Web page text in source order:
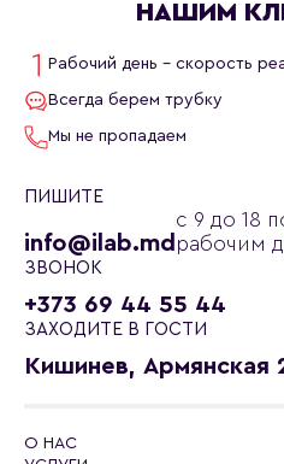
НАШИМ
Рабочий день - скорость
Всегда берем трубку
Мы не пропадаем
ПИШИТЕ
info@ilab.md
с 9 до 18
рабочим
ЗВОНОК
+373 69 44 55 44
ЗАХОДИТЕ В ГОСТИ
Кишинев, Армянская
О НАС